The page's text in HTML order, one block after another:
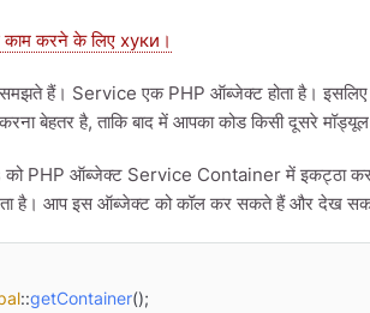
करने के लिए хуки।
हैं। Service एक PHP ऑब्जेक्ट होता है।
बेहतर है, ताकि बाद में आपका कोड किसी दूसरे
PHP ऑब्जेक्ट Service Container में इकट्ठा
है। आप इस ऑब्जेक्ट को कॉल कर सकते हैं और देख
::getContainer